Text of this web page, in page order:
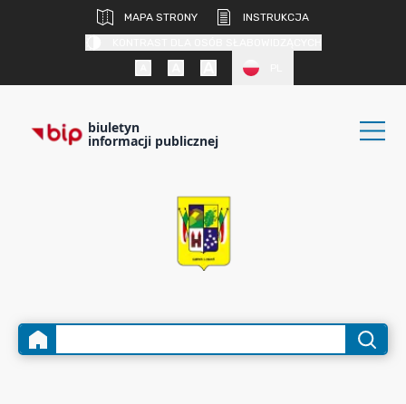
MAPA STRONY
INSTRUKCJA
biuletyn
informacji publicznej